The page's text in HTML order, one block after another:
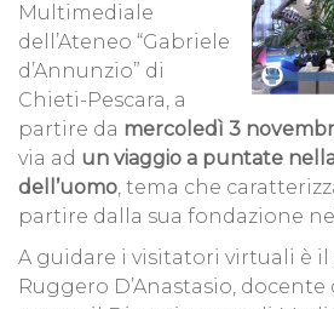
Multimediale
dell’Ateneo “Gabriele
d’Annunzio” di
Chieti-Pescara, a
partire da mercoledì 3
via ad un viaggio a puntate
dell’uomo, tema che
partire dalla sua fondazione
A guidare i visitatori virtuali è il
Ruggero D’Anastasio,